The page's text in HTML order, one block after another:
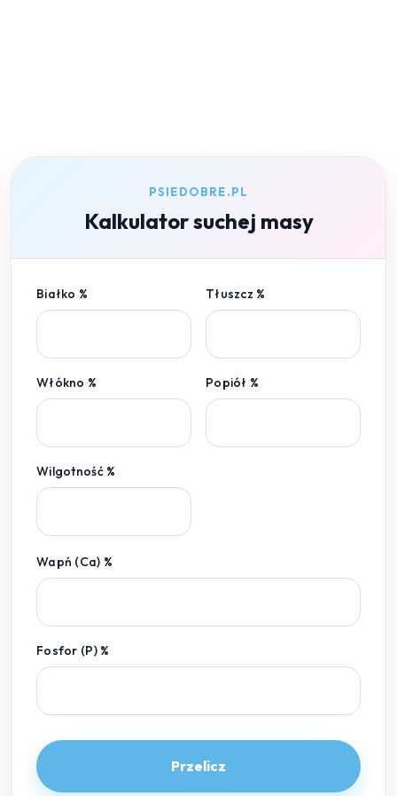
PSIEDOBRE.PL
Kalkulator suchej masy
Białko % Tłuszcz %
Włókno % Popiół %
Wilgotność %
Wapń (Ca) %
Fosfor (P) %
Przelicz